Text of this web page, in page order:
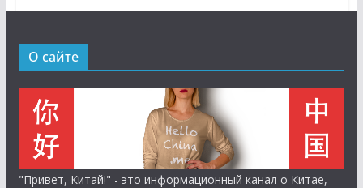
О сайте
"Привет, Китай!" - это информационный канал о Китае,